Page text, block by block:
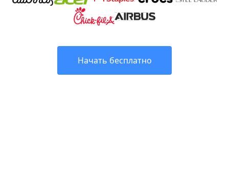
Начать бесплатно